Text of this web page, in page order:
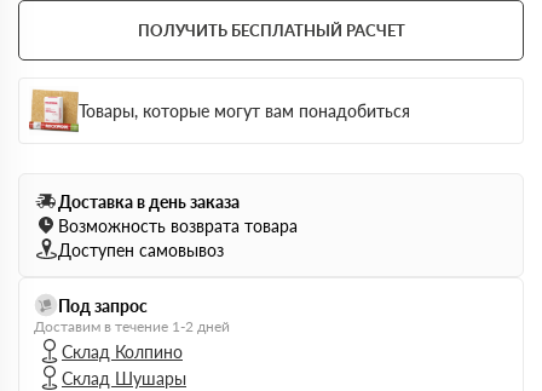
ПОЛУЧИТЬ БЕСПЛАТНЫЙ РАСЧЕТ
Товары, которые могут вам понадобиться
Доставка в день заказа
Возможность возврата товара
Доступен самовывоз
Под запрос
Доставим в течение 1-2 дней
Склад Колпино
Склад Шушары